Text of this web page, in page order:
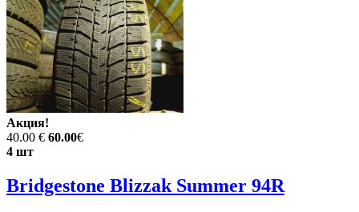
Акция!
40.00 € 60.00€
4 шт
Bridgestone Blizzak Summer 94R